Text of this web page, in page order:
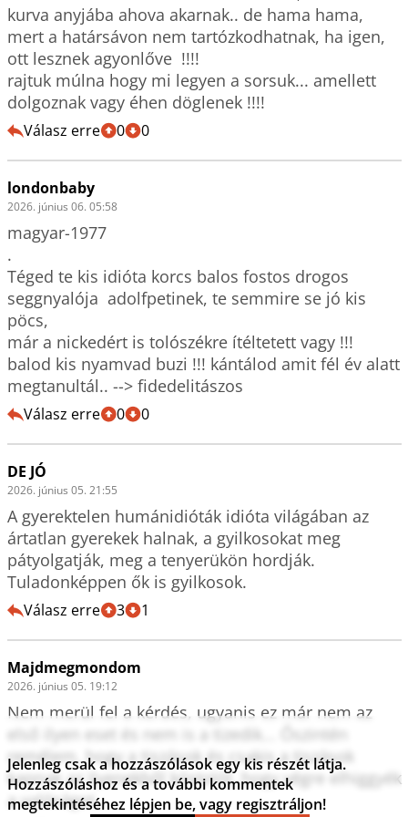
kurva anyjába ahova akarnak.. de hama hama,
mert a határsávon nem tartózkodhatnak, ha igen,
ott lesznek agyonlőve  !!!!
rajtuk múlna hogy mi legyen a sorsuk... amellett
dolgoznak vagy éhen döglenek !!!!
Válasz erre 0 0
londonbaby
2026. június 06. 05:58
magyar-1977
.
Téged te kis idióta korcs balos fostos drogos
seggnyalója  adolfpetinek, te semmire se jó kis
pöcs,
már a nickedért is tolószékre ítéltetett vagy !!!
balod kis nyamvad buzi !!! kántálod amit fél év alatt
megtanultál.. --> fidedelitászos
Válasz erre 0 0
DE JÓ
2026. június 05. 21:55
A gyerektelen humánidióták idióta világában az
ártatlan gyerekek halnak, a gyilkosokat meg
pátyolgatják, meg a tenyerükön hordják.
Tuladonképpen ők is gyilkosok.
Válasz erre 3 1
Majdmegmondom
2026. június 05. 19:12
Nem merül fel a kérdés, ugyanis ez már nem az
első ilyen eset és nem is a tizedik... Őszintén
remélem, hogy a tiszások és csakis a tiszások
kapnak az ilyenekből kóstolót, hogy végre elhiggyék
a valóságot...
Jelenleg csak a hozzászólások egy kis részét látja.
Hozzászóláshoz és a további kommentek
megtekintéséhez lépjen be, vagy regisztráljon!